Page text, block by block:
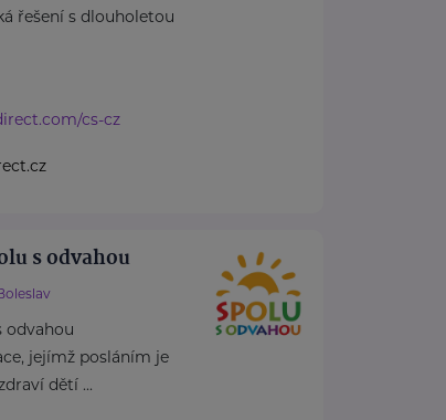
řešení s dlouholetou
cs-cz
s odvahou
odvahou
jejímž posláním je
dětí ...